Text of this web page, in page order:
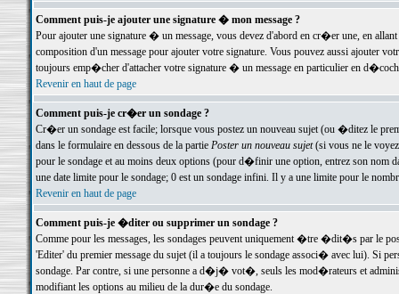
Comment puis-je ajouter une signature � mon message ?
Pour ajouter une signature � un message, vous devez d'abord en cr�er une, en
composition d'un message pour ajouter votre signature. Vous pouvez aussi ajouter
toujours emp�cher d'attacher votre signature � un message en particulier en
Revenir en haut de page
Comment puis-je cr�er un sondage ?
Cr�er un sondage est facile; lorsque vous postez un nouveau sujet (ou �ditez le
dans le formulaire en dessous de la partie Poster un nouveau sujet(si vous ne le voyez
pour le sondage et au moins deux options (pour d�finir une option, entrez son nom
une date limite pour le sondage; 0 est un sondage infini. Il y a une limite pour le
Revenir en haut de page
Comment puis-je �diter ou supprimer un sondage ?
Comme pour les messages, les sondages peuvent uniquement �tre �dit�s par le
'Editer' du premier message du sujet (il a toujours le sondage associ� avec lui). Si
sondage. Par contre, si une personne a d�j� vot�, seuls les mod�rateurs et
modifiant les options au milieu de la dur�e du sondage.